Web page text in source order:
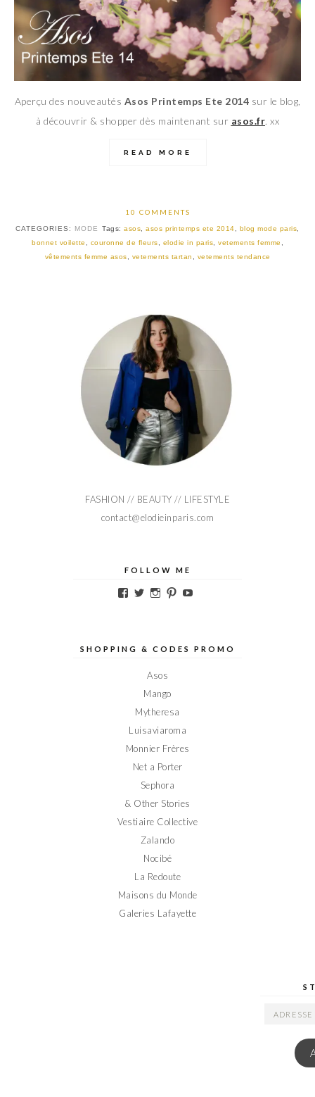
Aperçu des nouveautés Asos Printemps Ete 2014 sur le blog,
à découvrir & shopper dès maintenant sur asos.fr. xx
READ MORE
10 COMMENTS
CATEGORIES: MODE Tags:asos,asos printemps ete 2014, blog mode paris,
bonnet voilette , couronne de fleurs, elodie in paris, vetements femme ,
vêtements femme asos, vetements tartan , vetements tendance
FASHION // BEAUTY // LIFESTYLE
contact@elodieinparis.com
FOLLOW ME
Voir
sur
Voir
sur
Voir
sur
Voir
sur sur
SHOPPING & CODES PROMO
Asos
Mango
Mytheresa
Luisaviaroma
Monnier Frères
Net a Porter
Sephora
& Other Stories
Vestiaire Collective
Zalando
Nocibé
La Redoute
Maisons du Monde
Galeries Lafayette
ADRESSE